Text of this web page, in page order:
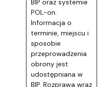
POL-on.
Informacja o
terminie, miejscu i
sposobie
przeprowadzenia
obrony jest
udostępniana w
BIP. Rozprawa wraz